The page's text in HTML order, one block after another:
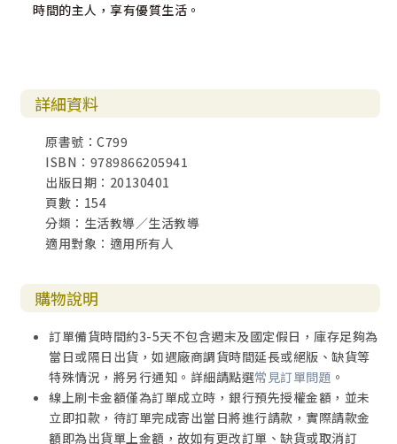
時間的主人，享有優質生活。
詳細資料
原書號：C799
ISBN：9789866205941
出版日期：20130401
頁數：154
分類：生活教導／生活教導
適用對象：適用所有人
購物說明
訂單備貨時間約3-5天不包含週末及國定假日，庫存足夠為
當日或隔日出貨，如遇廠商調貨時間延長或絕版、缺貨等
特殊情況，將另行通知。詳細請點選常見訂單問題 。
線上刷卡金額僅為訂單成立時，銀行預先授權金額，並未
立即扣款，待訂單完成寄出當日將進行請款，實際請款金
額即為出貨單上金額，故如有更改訂單、缺貨或取消訂